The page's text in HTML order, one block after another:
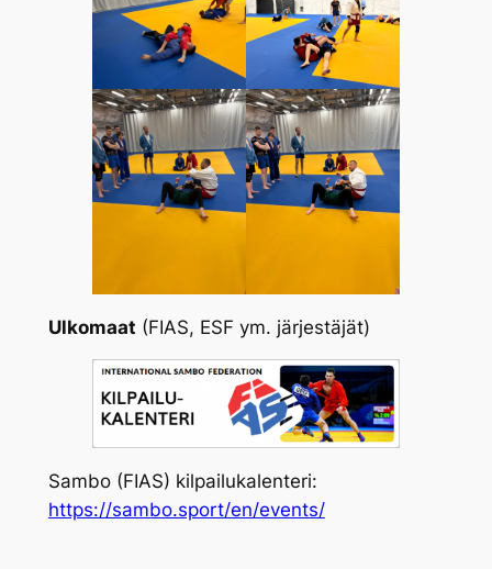
Ulkomaat (FIAS, ESF ym. järjestäjät)
Sambo (FIAS) kilpailukalenteri:
https://sambo.sport/en/events/